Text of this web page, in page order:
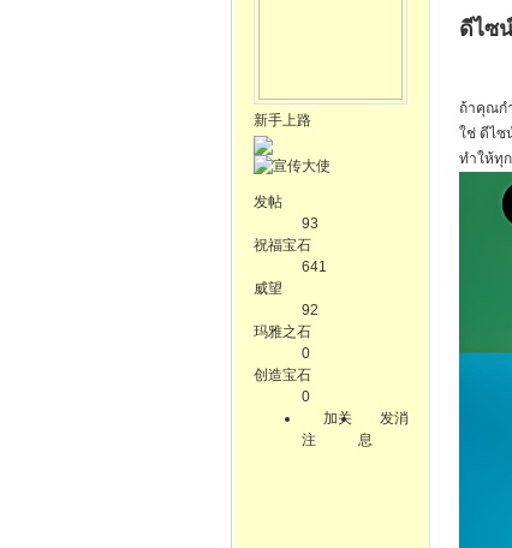
新手上路
发帖
93
祝福宝石
641
威望
92
玛雅之石
0
创造宝石
0
加关
注
发消
息
ดีไซ
ถ้าคุณก
ใช่ ดีไซ
ทำให้ทุ